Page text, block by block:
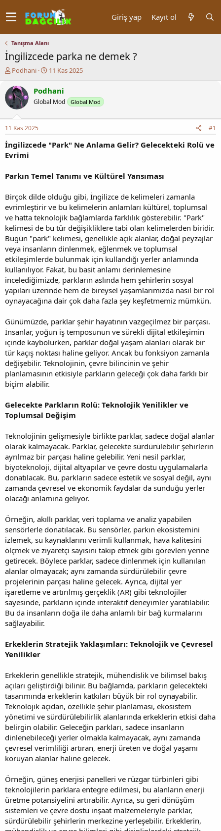
Giriş yap Kayıt ol
Tanışma Alanı
İngilizcede parka ne demek ?
K
n
u
y
a
l
a
a
Podhani
B
ş
l
a
ç
i
i
11 Kas 2025
Podhani
Global Mod Global Mod
11 Kas 2025 #1
İngilizcede "Park" Ne Anlama Gelir? Gelecekteki Rolü ve
Evrimi
Parkın Temel Tanımı ve Kültürel Yansıması
Birçok dilde olduğu gibi, İngilizce de kelimeleri zamanla
evrimleştirir ve bu kelimelerin anlamları kültürel, toplumsal
ve hatta teknolojik bağlamlarda farklılık gösterebilir. "Park"
kelimesi de bu tür değişikliklere tabi olan kelimelerden biridir.
Bugün "park" kelimesi, genellikle açık alanlar, doğal peyzajlar
veya insanların dinlenmek, eğlenmek ve toplumsal
etkileşimlerde bulunmak için kullandığı yerler anlamında
kullanılıyor. Fakat, bu basit anlamı derinlemesine
incelediğimizde, parkların aslında hem şehirlerin sosyal
yapıları üzerinde hem de bireysel yaşamlarımızda nasıl bir rol
oynayacağına dair çok daha fazla şey keşfetmemiz mümkün.
Günümüzde, parklar şehir hayatının vazgeçilmez bir parçası.
İnsanlar, yoğun iş temposunun ve sürekli dijital etkileşimin
içinde kaybolurken, parklar doğal yaşam alanları olarak bir
tür kaçış noktası haline geliyor. Ancak bu fonksiyon zamanla
değişebilir. Teknolojinin, çevre bilincinin ve şehir
planlamasının etkisiyle parkların geleceği çok daha farklı bir
biçim alabilir.
Gelecekte Parkların Rolü: Teknolojik Yenilikler ve
Toplumsal Değişim
Teknolojinin gelişmesiyle birlikte parklar, sadece doğal alanlar
olarak kalmayacak. Parklar, gelecekte sürdürülebilir şehirlerin
ayrılmaz bir parçası haline gelebilir. Yeni nesil parklar,
biyoteknoloji, dijital altyapılar ve çevre dostu uygulamalarla
donatılacak. Bu, parkların sadece estetik ve sosyal değil, aynı
zamanda çevresel ve ekonomik faydalar da sunduğu yerler
olacağı anlamına geliyor.
Örneğin, akıllı parklar, veri toplama ve analiz yapabilen
sensörlerle donatılacak. Bu sensörler, parkın ekosistemini
izlemek, su kaynaklarını verimli kullanmak, hava kalitesini
ölçmek ve ziyaretçi sayısını takip etmek gibi görevleri yerine
getirecek. Böylece parklar, sadece dinlenmek için kullanılan
alanlar olmayacak; aynı zamanda sürdürülebilir çevre
projelerinin parçası haline gelecek. Ayrıca, dijital yer
işaretleme ve artırılmış gerçeklik (AR) gibi teknolojiler
sayesinde, parkların içinde interaktif deneyimler yaratılabilir.
Bu da insanların doğa ile daha anlamlı bir bağ kurmalarını
sağlayabilir.
Erkeklerin Stratejik Yaklaşımları: Teknolojik ve Çevresel
Yenilikler
Erkeklerin genellikle stratejik, mühendislik ve bilimsel bakış
açıları geliştirdiği bilinir. Bu bağlamda, parkların gelecekteki
tasarımında erkeklerin katkıları büyük bir rol oynayabilir.
Teknolojik açıdan, özellikle şehir planlaması, ekosistem
yönetimi ve sürdürülebilirlik alanlarında erkeklerin etkisi daha
belirgin olabilir. Geleceğin parkları, sadece insanların
dinlenebileceği yerler olmakla kalmayacak, aynı zamanda
çevresel verimliliği artıran, enerji üreten ve doğal yaşamı
koruyan alanlar haline gelecek.
Örneğin, güneş enerjisi panelleri ve rüzgar türbinleri gibi
teknolojilerin parklara entegre edilmesi, bu alanların enerji
üretme potansiyelini artırabilir. Ayrıca, su geri dönüşüm
sistemleri ve çevre dostu inşaat malzemeleriyle parklar,
sürdürülebilir şehirlerin merkezine yerleşebilir. Erkeklerin,